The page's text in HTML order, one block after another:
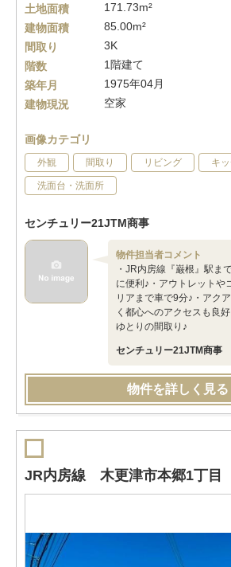
土地面積
171.73m²
建物面積
85.00m²
間取り
3K
階数
1階建て
築年月
1975年04月
建物現況
空家
画像カテゴリ
外観 間取り リビング キ
洗面台・洗面所
センチュリー21JTM商事
物件担当者コメント
・JR内房線『巌根』駅ま
に便利♪・アウトレットや
リアまで車で9分♪・アク
く都心へのアクセスも良
ゆとりの間取り♪
センチュリー21JTM商事
物件を詳しく見る
JR内房線 木更津市本郷1丁